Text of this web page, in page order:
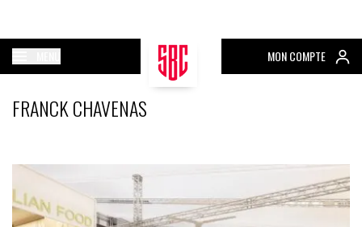
MON COMPTE
FRANCK CHAVENAS